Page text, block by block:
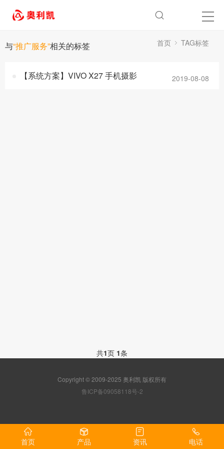
与“推广服务”相关的标签 首页 TAG标签
【系统方案】VIVO X27 手机摄影 2019-08-08
共1页 1条
Copyright © 2009-2025 奥利凯 版权所有
鲁ICP备09058118号-2
首页 产品 资讯 电话